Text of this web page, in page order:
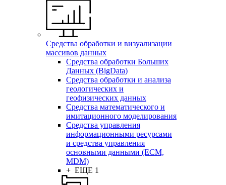
Средства обработки и визуализации
массивов данных
Средства обработки Больших
Данных (BigData)
Средства обработки и анализа
геологических и
геофизических данных
Средства математического и
имитационного моделирования
Средства управления
информационными ресурсами
и средства управления
основными данными (ECM,
MDM)
+ ЕЩЕ 1